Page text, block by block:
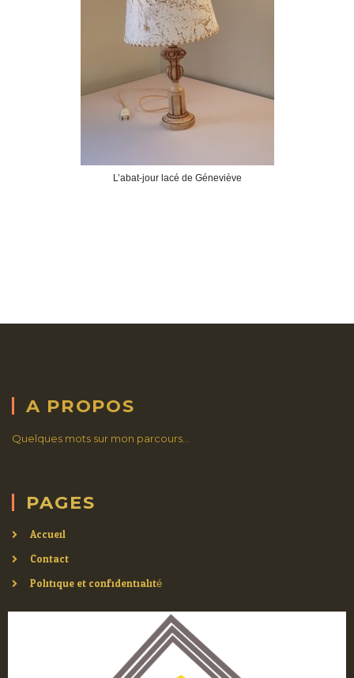
L’abat-jour lacé de Géneviève
A PROPOS
Quelques mots sur mon parcours…
PAGES
Accueil
Contact
Politique et confidentialité